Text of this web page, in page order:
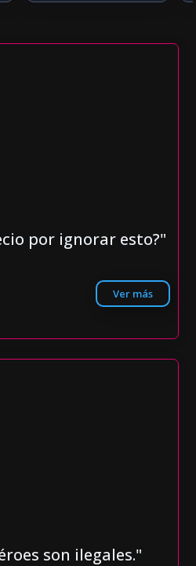
por ignorar esto?"
Ver más
son ilegales."